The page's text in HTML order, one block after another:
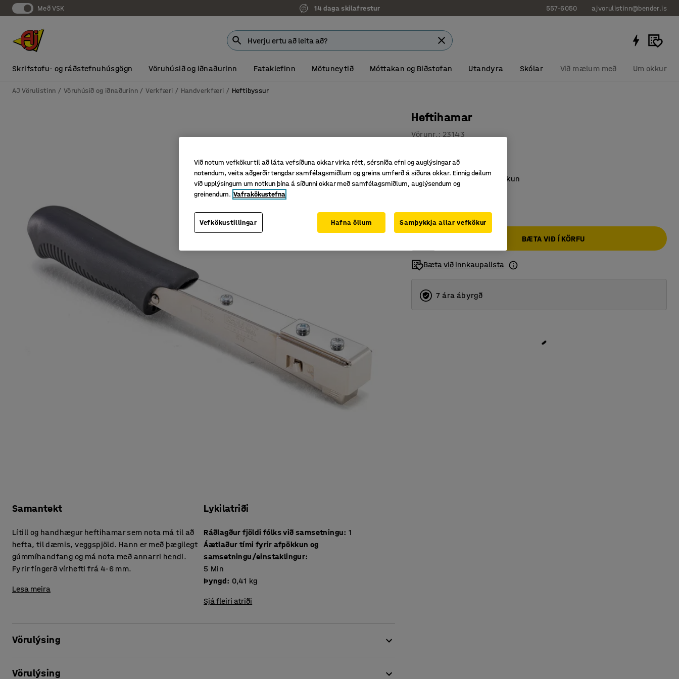
Með VSK 14 daga skilafrestur 557-6050 ajvorulistinn@bender.is
Skrifstofu- og ráðstefnuhúsgögn Vöruhúsið og iðnaðurinn Fataklefinn Mötuneytið Móttakan og Biðstofan Utandyra Skólar Við mælum með Um okkur
AJ Vörulistinn Vöruhúsið og iðnaðurinn Verkfæri Handverkfæri Heftibyssur
Samantekt
Lítill og handhægur heftihamar sem nota má til að
hefta, til dæmis, veggspjöld. Hann er með þægilegt
gúmmíhandfang og má nota með annarri hendi.
Fyrir fíngerð vírhefti frá 4-6 mm.
Lesa meira
Lykilatriði
Ráðlagður fjöldi fólks við samsetningu: 1
Áætlaður tími fyrir afpökkun og
samsetningu/einstaklingur:
5 Min
Þyngd: 0,41 kg
Sjá fleiri atriði
Vörulýsing
Vörulýsing
Heftihamar
Vörunr. : 23143
Mótað gúmmíhandfang
Léttur og auðveldur í notkun
Með VSK
BÆTA VIÐ Í KÖRFU
Bæta við innkaupalista
7 ára ábyrgð
Við notum vefkökur til að láta vefsíðuna okkar virka rétt, sérsníða efni og auglýsingar að
notendum, veita aðgerðir tengdar samfélagsmiðlum og greina umferð á síðuna okkar. Einnig deilum
við upplýsingum um notkun þína á síðunni okkar með samfélagsmiðlum, auglýsendum og
greinendum. Vafrakökustefna
Vefkökustillingar Hafna öllum Samþykkja allar vefkökur